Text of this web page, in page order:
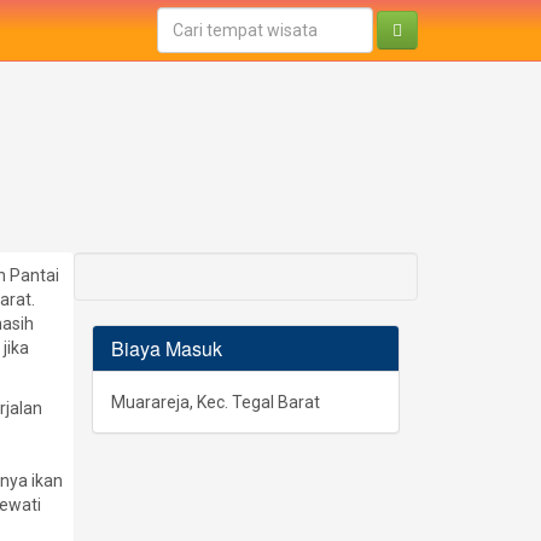
Pantai
ikan
Biaya Masuk
Muarareja, Kec. Tegal Barat